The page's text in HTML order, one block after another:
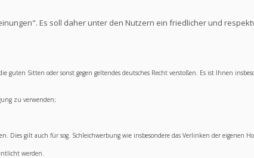
Es soll daher unter den Nutzern ein friedlicher und
guten Sitten oder sonst gegen geltendes deutsches Recht verstoßen. Es ist Ihnen
zu verwenden;
gilt auch für sog. Schleichwerbung wie insbesondere das Verlinken der eigenen
werden.